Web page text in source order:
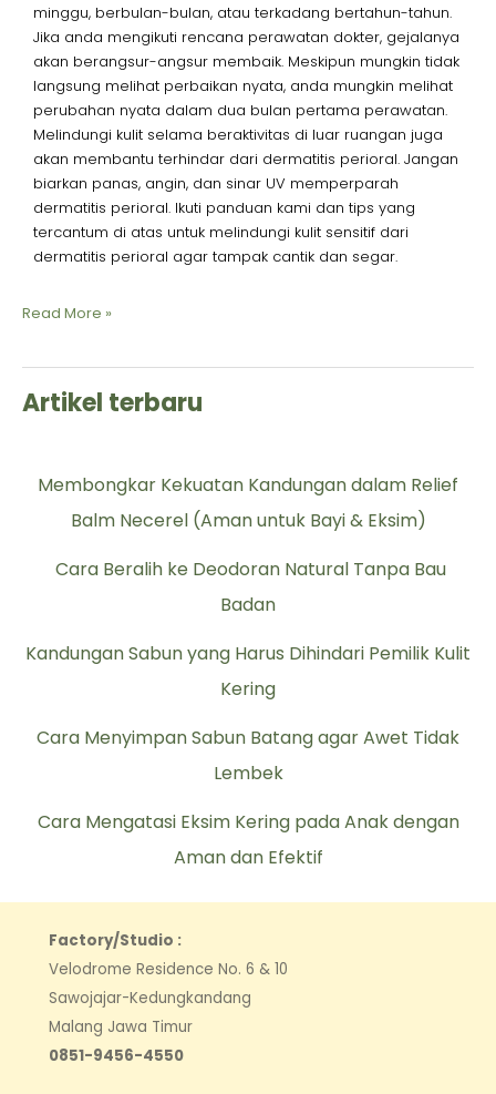
minggu, berbulan-bulan, atau terkadang bertahun-tahun.
Jika anda mengikuti rencana perawatan dokter, gejalanya
akan berangsur-angsur membaik. Meskipun mungkin tidak
langsung melihat perbaikan nyata, anda mungkin melihat
perubahan nyata dalam dua bulan pertama perawatan.
Melindungi kulit selama beraktivitas di luar ruangan juga
akan membantu terhindar dari dermatitis perioral. Jangan
biarkan panas, angin, dan sinar UV memperparah
dermatitis perioral. Ikuti panduan kami dan tips yang
tercantum di atas untuk melindungi kulit sensitif dari
dermatitis perioral agar tampak cantik dan segar.
Read More »
Artikel terbaru
Membongkar Kekuatan Kandungan dalam Relief
Balm Necerel (Aman untuk Bayi & Eksim)
Cara Beralih ke Deodoran Natural Tanpa Bau
Badan
Kandungan Sabun yang Harus Dihindari Pemilik Kulit
Kering
Cara Menyimpan Sabun Batang agar Awet Tidak
Lembek
Cara Mengatasi Eksim Kering pada Anak dengan
Aman dan Efektif
Factory/Studio :
Velodrome Residence No. 6 & 10
Sawojajar-Kedungkandang
Malang Jawa Timur
0851-9456-4550